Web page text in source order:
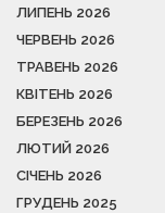
ЛИПЕНЬ 2026
ЧЕРВЕНЬ 2026
ТРАВЕНЬ 2026
КВІТЕНЬ 2026
БЕРЕЗЕНЬ 2026
ЛЮТИЙ 2026
СІЧЕНЬ 2026
ГРУДЕНЬ 2025